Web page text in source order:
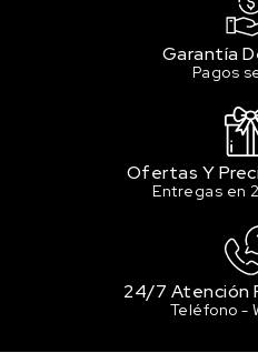
Garantía
Pagos
Ofertas Y
Entregas en
24/7 Atención
Teléfono -